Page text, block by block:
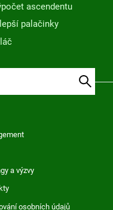
ascendentu
palačinky
a výzvy
osobních údajů